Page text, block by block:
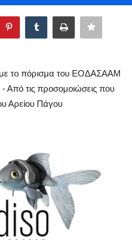
το πόρισμα του ΕΟΔΑΣΑΑΜ
Από τις προσομοιώσεις που
Αρείου Πάγου